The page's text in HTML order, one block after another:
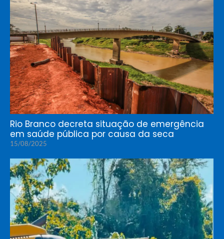
Rio Branco decreta situação de emergência
em saúde pública por causa da seca
15/08/2025